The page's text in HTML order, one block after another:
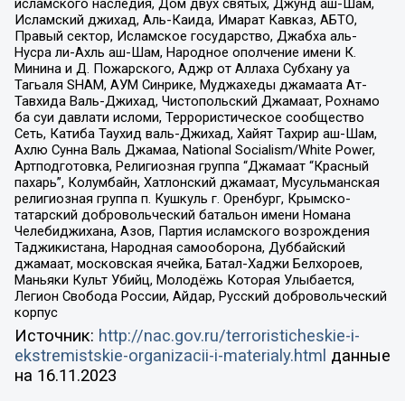
исламского наследия, Дом двух святых, Джунд аш-Шам,
Исламский джихад, Аль-Каида, Имарат Кавказ, АБТО,
Правый сектор, Исламское государство, Джабха аль-
Нусра ли-Ахль аш-Шам, Народное ополчение имени К.
Минина и Д. Пожарского, Аджр от Аллаха Субхану уа
Тагьаля SHAM, АУМ Синрике, Муджахеды джамаата Ат-
Тавхида Валь-Джихад, Чистопольский Джамаат, Рохнамо
ба суи давлати исломи, Террористическое сообщество
Сеть, Катиба Таухид валь-Джихад, Хайят Тахрир аш-Шам,
Ахлю Сунна Валь Джамаа, National Socialism/White Power,
Артподготовка, Религиозная группа “Джамаат “Красный
пахарь”, Колумбайн, Хатлонский джамаат, Мусульманская
религиозная группа п. Кушкуль г. Оренбург, Крымско-
татарский добровольческий батальон имени Номана
Челебиджихана, Азов, Партия исламского возрождения
Таджикистана, Народная самооборона, Дуббайский
джамаат, московская ячейка, Батал-Хаджи Белхороев,
Маньяки Культ Убийц, Молодёжь Которая Улыбается,
Легион Свобода России, Айдар, Русский добровольческий
корпус
Источник: http://nac.gov.ru/terroristicheskie-i-
ekstremistskie-organizacii-i-materialy.html данные
на 16.11.2023